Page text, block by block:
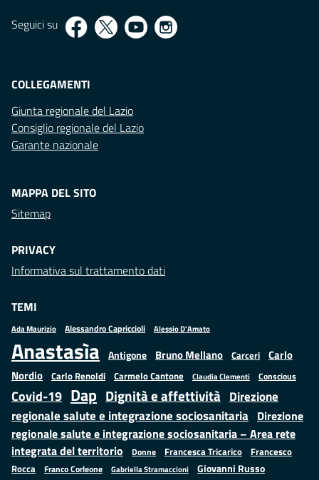
Seguici su
COLLEGAMENTI
Giunta regionale del Lazio
Consiglio regionale del Lazio
Garante nazionale
MAPPA DEL SITO
Sitemap
PRIVACY
Informativa sul trattamento dati
TEMI
Ada Maurizio Alessandro Capriccioli Alessio D'Amato
Anastasìa Antigone Bruno Mellano Carceri
Carlo
Nordio Carlo Renoldi Carmelo Cantone Claudia Clementi Conscious
Covid-19 Dap Dignità e affettività Direzione
regionale salute e integrazione sociosanitaria Direzione
regionale salute e integrazione sociosanitaria – Area rete
integrata del territorio
Donne Francesca Tricarico
Francesco
Rocca
Franco Corleone Gabriella Stramaccioni Giovanni Russo